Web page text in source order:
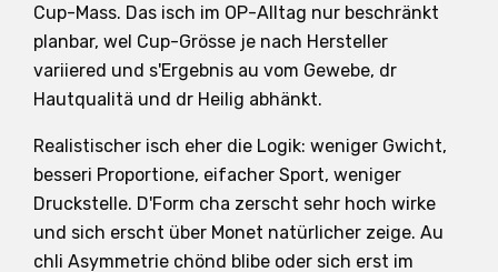
Cup-Mass. Das isch im OP-Alltag nur beschränkt
planbar, wel Cup-Grösse je nach Hersteller
variiered und s'Ergebnis au vom Gewebe, dr
Hautqualitä und dr Heilig abhänkt.
Realistischer isch eher die Logik: weniger Gwicht,
besseri Proportione, eifacher Sport, weniger
Druckstelle. D'Form cha zerscht sehr hoch wirke
und sich erscht über Monet natürlicher zeige. Au
chli Asymmetrie chönd blibe oder sich erst im